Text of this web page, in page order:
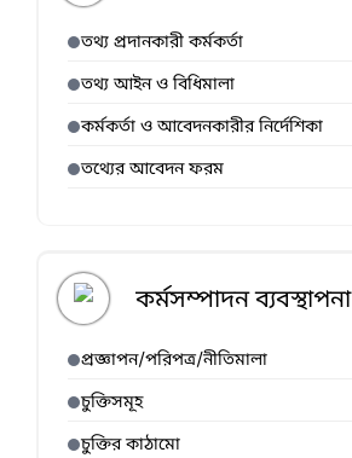
তথ্য প্রদানকারী কর্মকর্তা
তথ্য আইন ও বিধিমালা
কর্মকর্তা ও আবেদনকারীর নির্দেশিকা
তথ্যের আবেদন ফরম
কর্মসম্পাদন ব্যবস্থাপনা
প্রজ্ঞাপন/পরিপত্র/নীতিমালা
চুক্তিসমূহ
চুক্তির কাঠামো